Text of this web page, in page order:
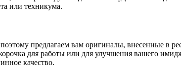
или техникума.
предлагаем вам оригиналы, внесенные в
для работы или для улучшения вашего
качество.